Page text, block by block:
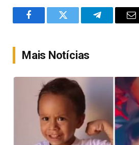
FacebookTwitter Telegram
Mais Notícias